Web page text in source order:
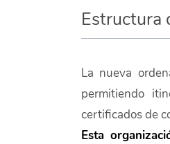
Estructura
La nueva
permitiendo
certificados de
Esta